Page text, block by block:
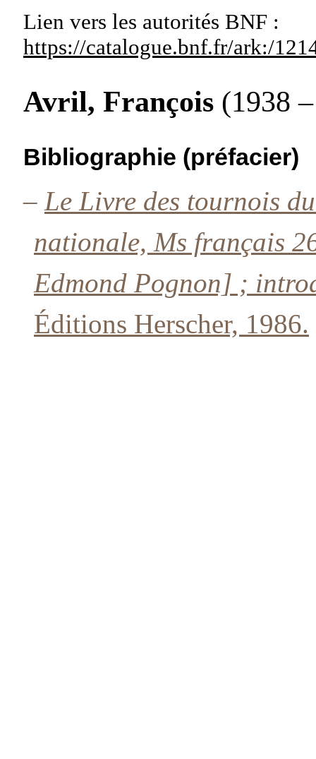
Lien vers les autorités BNF :
https://catalogue.bnf.fr/ark:/
Avril, François (1938
Bibliographie (préfacier)
– Le Livre des tournois
nationale, Ms français
Edmond Pognon] ;
Éditions Herscher, 1986.